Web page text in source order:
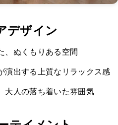
デザイン
、ぬくもりある空間
演出する上質なリラックス感
大人の落ち着いた雰囲気